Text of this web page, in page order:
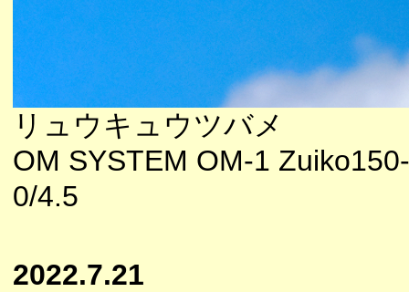
リュウキュウツバメ
OM SYSTEM OM-1
0/4.5
2022.7.21